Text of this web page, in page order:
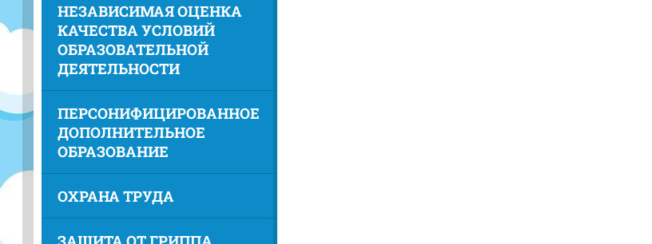
НЕЗАВИСИМАЯ ОЦЕНКА
КАЧЕСТВА УСЛОВИЙ
ОБРАЗОВАТЕЛЬНОЙ
ДЕЯТЕЛЬНОСТИ
ПЕРСОНИФИЦИРОВАННОЕ
ДОПОЛНИТЕЛЬНОЕ
ОБРАЗОВАНИЕ
ОХРАНА ТРУДА